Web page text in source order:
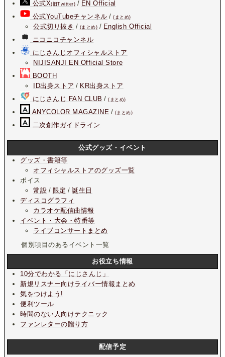
公式X(旧Twitter) / EN Official
公式YouTubeチャンネル /(まとめ)
公式切り抜き / (まとめ) / English Official
ニコニコチャンネル
にじさんじオフィシャルストア
NIJISANJI EN Official Store
BOOTH
ID出身ストア / KR出身ストア
にじさんじ FAN CLUB /(まとめ)
ANYCOLOR MAGAZINE / (まとめ)
二次創作ガイドライン
公式グッズ・イベント
グッズ・書籍等
オフィシャルストアのグッズ一覧
ボイス
常設 / 限定 /誕生日
ディスコグラフィ
カラオケ配信曲情報
イベント・大会・特番等
ライブコンサートまとめ
個別項目のあるイベント一覧
お役立ち情報
10分でわかる「にじさんじ」
新規リスナー向けライバー情報まとめ
気をつけよう!
便利ツール
時間のない人向けテクニック
ファンレターの贈り方
配信予定